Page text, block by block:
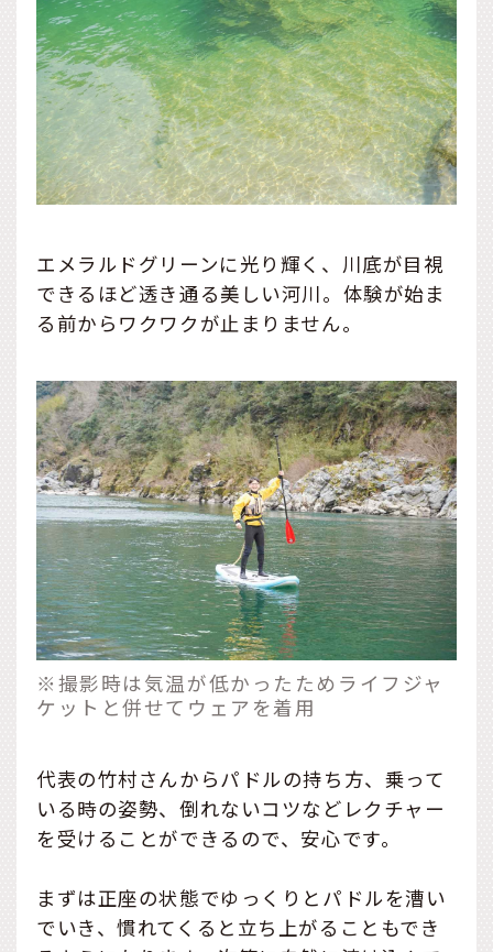
エメラルドグリーンに光り輝く、川底が目視
できるほど透き通る美しい河川。体験が始ま
る前からワクワクが止まりません。
※撮影時は気温が低かったためライフジャ
ケットと併せてウェアを着用
代表の竹村さんからパドルの持ち方、乗って
いる時の姿勢、倒れないコツなどレクチャー
を受けることができるので、安心です。
まずは正座の状態でゆっくりとパドルを漕い
でいき、慣れてくると立ち上がることもでき